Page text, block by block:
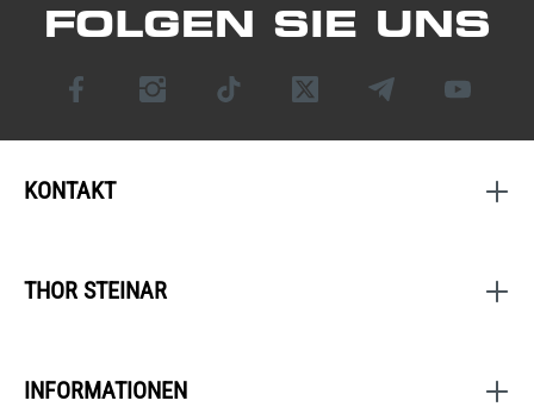
FOLGEN SIE UNS
KONTAKT
THOR STEINAR
INFORMATIONEN